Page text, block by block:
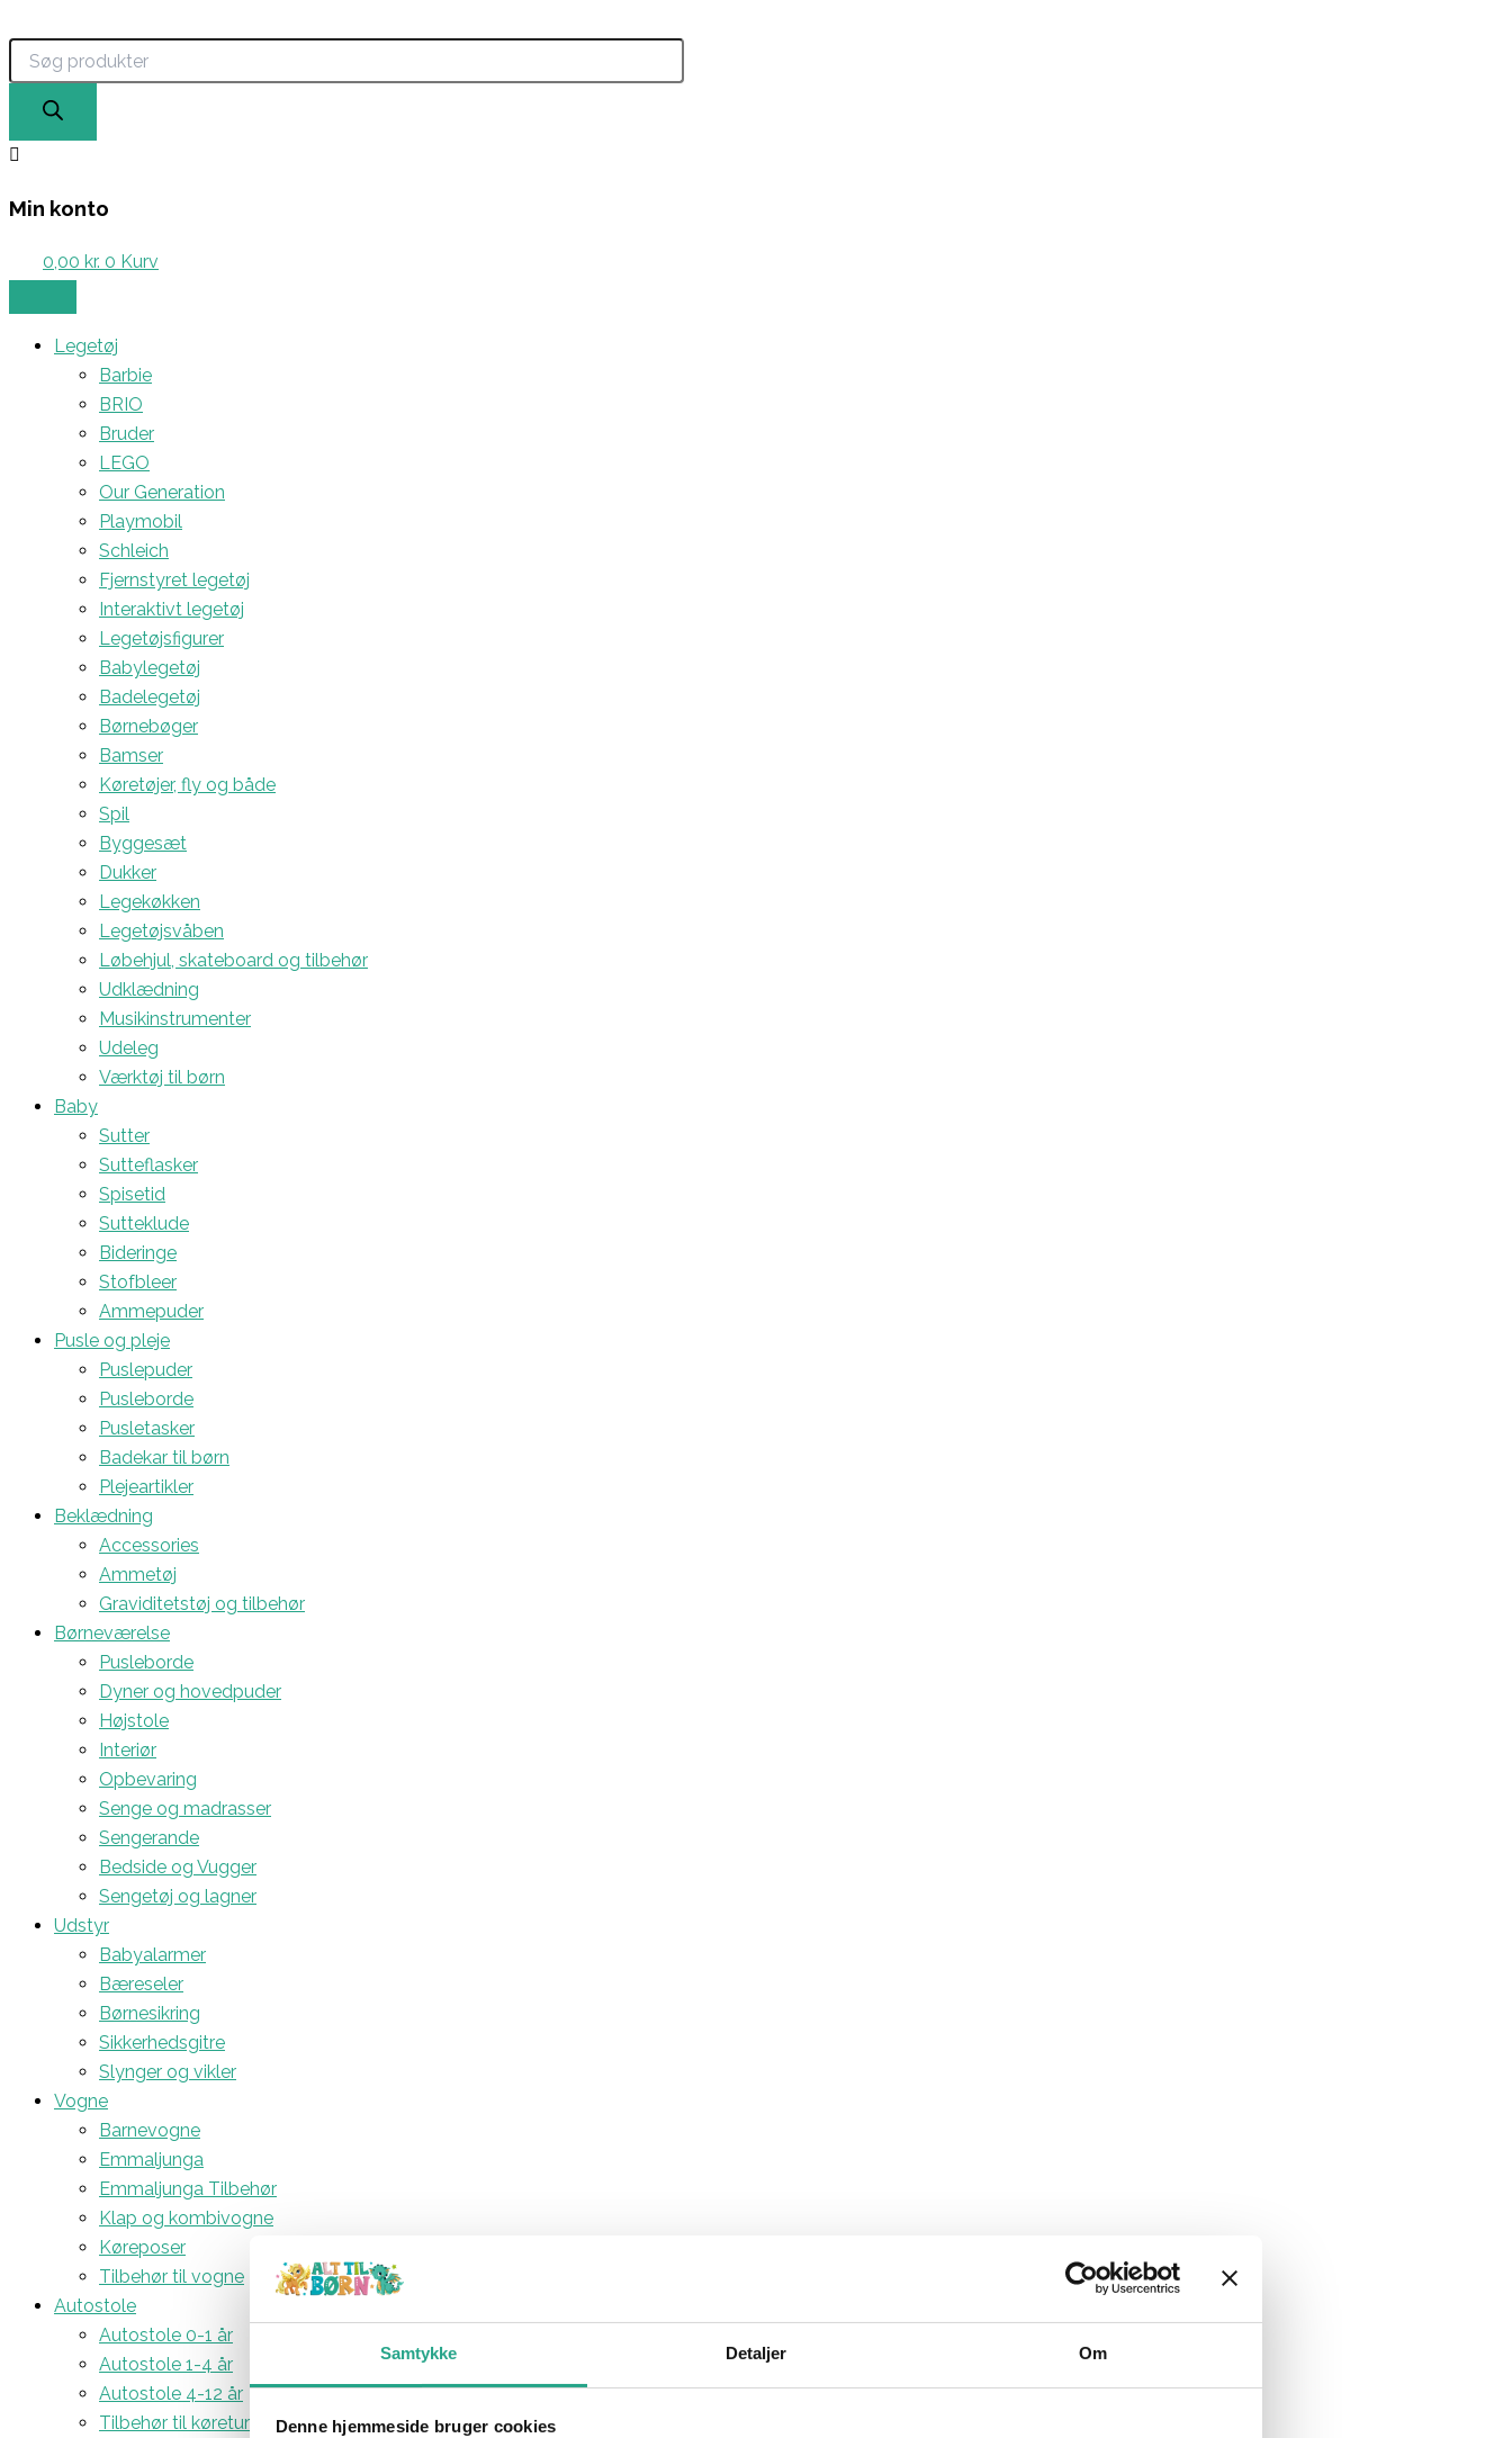
Samtykke Detaljer Om
Denne hjemmeside bruger cookies
til
indholdet
Min konto
0,00 kr. 0 Kurv
Legetøj
Barbie
BRIO
Bruder
LEGO
Our Generation
Playmobil
Schleich
Fjernstyret legetøj
Interaktivt legetøj
Legetøjsfigurer
Babylegetøj
Badelegetøj
Børnebøger
Bamser
Køretøjer, fly og både
Spil
Byggesæt
Dukker
Legekøkken
Legetøjsvåben
Løbehjul, skateboard og tilbehør
Udklædning
Musikinstrumenter
Udeleg
Værktøj til børn
Baby
Sutter
Sutteflasker
Spisetid
Sutteklude
Bideringe
Stofbleer
Ammepuder
Pusle og pleje
Puslepuder
Pusleborde
Pusletasker
Badekar til børn
Plejeartikler
Beklædning
Accessories
Ammetøj
Graviditetstøj og tilbehør
Børneværelse
Pusleborde
Dyner og hovedpuder
Højstole
Interiør
Opbevaring
Senge og madrasser
Sengerande
Bedside og Vugger
Sengetøj og lagner
Udstyr
Babyalarmer
Bæreseler
Børnesikring
Sikkerhedsgitre
Slynger og vikler
Vogne
Barnevogne
Emmaljunga
Emmaljunga Tilbehør
Klap og kombivogne
Køreposer
Tilbehør til vogne
Autostole
Autostole 0-1 år
Autostole 1-4 år
Autostole 4-12 år
Tilbehør til køreturen